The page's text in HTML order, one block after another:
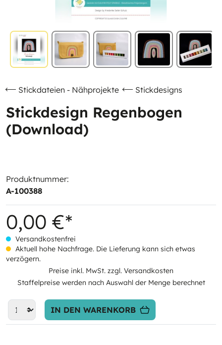
Stickdateien - Nähprojekte Stickdesigns
Stickdesign Regenbogen
(Download)
Produktnummer:
A-100388
0,00 €*
Versandkostenfrei
Aktuell hohe Nachfrage. Die Lieferung kann sich etwas
verzögern.
Preise inkl. MwSt. zzgl. Versandkosten
Staffelpreise werden nach Auswahl der Menge berechnet
IN DEN WARENKORB